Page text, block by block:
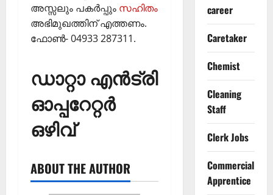
അസ്സലും പകര്‍പ്പും സഹിതം
അഭിമുഖത്തിന് എത്തണം.
ഫോണ്‍- 04933 287311.
ഡാറ്റാ എന്‍ട്രി
ഓപ്പറേറ്റര്‍
ഒഴിവ്
ABOUT THE AUTHOR
career
Caretaker
Chemist
Cleaning
Staff
Clerk Jobs
Commercial
Apprentice